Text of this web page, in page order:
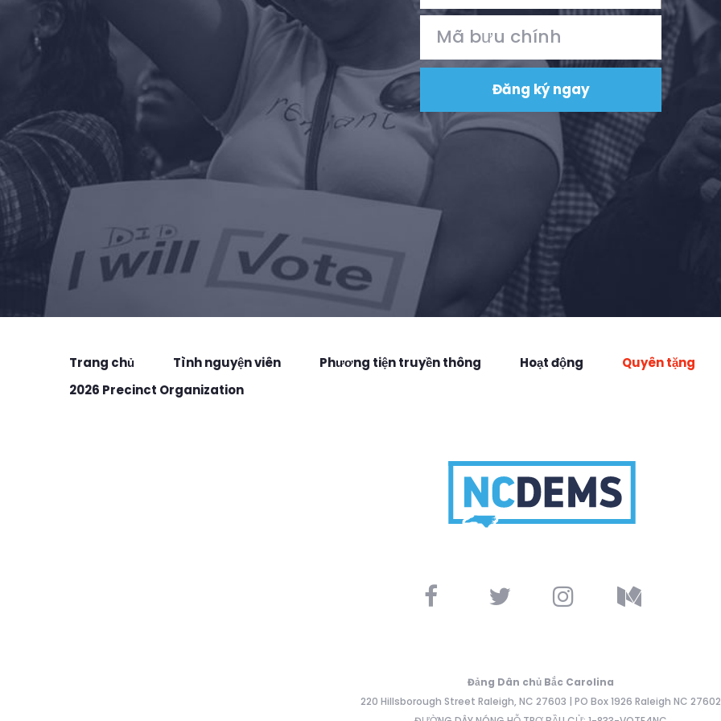
Hoạt động
Vote
Trang chủ Tình nguyện viên Phương tiện truyền thông Hoạt động Quyên tặng
2026 Precinct Organization
Đảng Dân chủ Bắc Carolina
220 Hillsborough Street Raleigh, NC 27603 | PO Box 1926 Raleigh NC 27602